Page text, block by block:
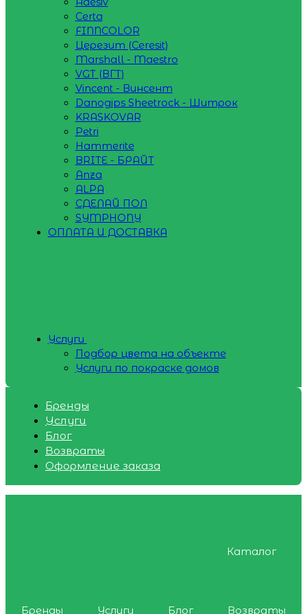
Certa
FINNCOLOR
Церезит (Ceresit)
Marshall - Maestro
VGT (ВГТ)
Vincent - Винсент
Danogips Sheetrock - Шитрок
KRASKOVAR
Petri
Hammerite
BRITE - БРАЙТ
Anza
ALPA
СДЕЛАЙ ПОЛ
SYMPHONY
ОПЛАТА И ДОСТАВКА
Услуги
Подбор цвета на объекте
Услуги по покраске домов
Бренды
Услуги
Блог
Возвраты
Оформление заказа
Каталог
Бренды Услуги Блог
Возвраты